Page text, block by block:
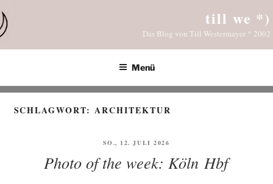
Inhalt
springen
till we *)
Das Blog von Till Westermayer * 2002
Menü
SCHLAGWORT:ARCHITEKTUR
VERÖFFENTLICHT
SO., 12. JULI 2026
Photo of the week: Köln Hbf